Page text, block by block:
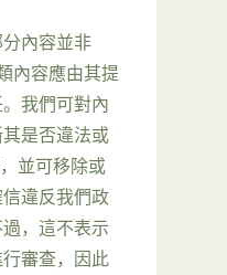
分內容並非
內容應由其提
我們可對內
是否違法或
並可移除或
違反我們政
，這不表示
審查，因此